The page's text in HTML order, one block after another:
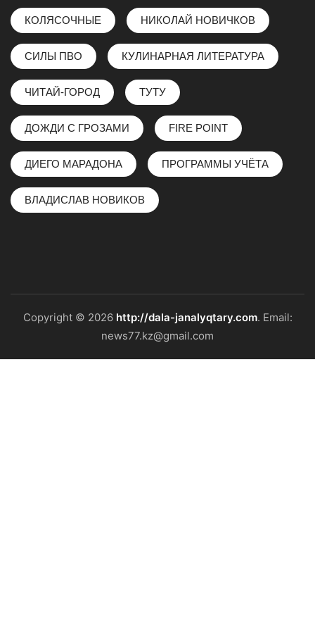
КОЛЯСОЧНЫЕ НИКОЛАЙ НОВИЧКОВ
СИЛЫ ПВО КУЛИНАРНАЯ ЛИТЕРАТУРА
ЧИТАЙ-ГОРОД ТУТУ
ДОЖДИ С ГРОЗАМИ FIRE POINT
ДИЕГО МАРАДОНА ПРОГРАММЫ УЧЁТА
ВЛАДИСЛАВ НОВИКОВ
Copyright © 2026 http://dala-janalyqtary.com. Email:
news77.kz@gmail.com